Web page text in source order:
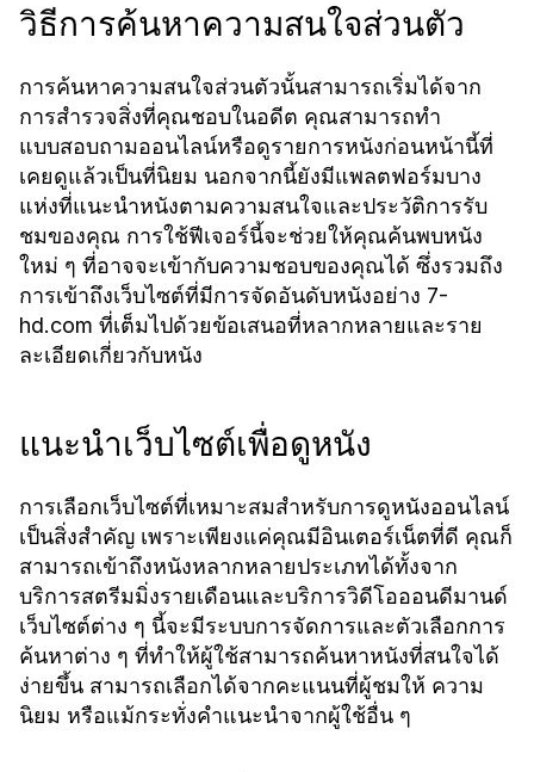
วิธีการค้นหาความสนใจส่วนตัว
การค้นหาความสนใจส่วนตัวนั้นสามารถเริ่มได้จาก
การสำรวจสิ่งที่คุณชอบในอดีต คุณสามารถทำ
แบบสอบถามออนไลน์หรือดูรายการหนังก่อนหน้านี้ที่
เคยดูแล้วเป็นที่นิยม นอกจากนี้ยังมีแพลตฟอร์มบาง
แห่งที่แนะนำหนังตามความสนใจและประวัติการรับ
ชมของคุณ การใช้ฟีเจอร์นี้จะช่วยให้คุณค้นพบหนัง
ใหม่ ๆ ที่อาจจะเข้ากับความชอบของคุณได้ ซึ่งรวมถึง
การเข้าถึงเว็บไซต์ที่มีการจัดอันดับหนังอย่าง 7-
hd.com ที่เต็มไปด้วยข้อเสนอที่หลากหลายและราย
ละเอียดเกี่ยวกับหนัง
แนะนำเว็บไซต์เพื่อดูหนัง
การเลือกเว็บไซต์ที่เหมาะสมสำหรับการดูหนังออนไลน์
เป็นสิ่งสำคัญ เพราะเพียงแค่คุณมีอินเตอร์เน็ตที่ดี คุณก็
สามารถเข้าถึงหนังหลากหลายประเภทได้ทั้งจาก
บริการสตรีมมิ่งรายเดือนและบริการวิดีโอออนดีมานด์
เว็บไซต์ต่าง ๆ นี้จะมีระบบการจัดการและตัวเลือกการ
ค้นหาต่าง ๆ ที่ทำให้ผู้ใช้สามารถค้นหาหนังที่สนใจได้
ง่ายขึ้น สามารถเลือกได้จากคะแนนที่ผู้ชมให้ ความ
นิยม หรือแม้กระทั่งคำแนะนำจากผู้ใช้อื่น ๆ